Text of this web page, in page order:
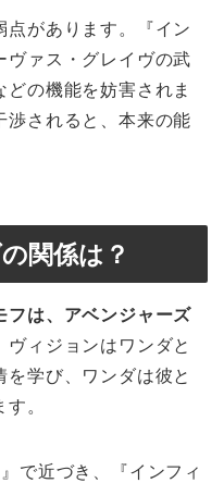
点があります。『イン
ヴァス・グレイヴの武
の機能を妨害されま
渉されると、本来の能
関係は？
フは、アベンジャーズ
ヴィジョンはワンダと
学び、ワンダは彼と
。
で近づき、『インフィ